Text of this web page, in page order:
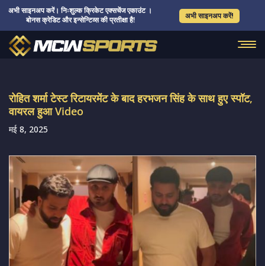
अभी साइनअप करें। निःशुल्क क्रिकेट एक्सचेंज एकाउंट ।
बोनस क्रेडिट और इन्सेन्टिव्स की प्रतीक्षा है!
अभी साइनअप करें!
रोहित शर्मा टेस्ट रिटायरमेंट के बाद हरभजन सिंह के साथ हुए स्पॉट,
वायरल हुआ Video
मई 8, 2025